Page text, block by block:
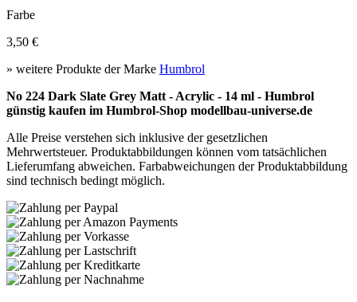
Farbe
3,50 €
» weitere Produkte der Marke Humbrol
No 224 Dark Slate Grey Matt - Acrylic - 14 ml - Humbrol
günstig kaufen im Humbrol-Shop modellbau-universe.de
Alle Preise verstehen sich inklusive der gesetzlichen
Mehrwertsteuer. Produktabbildungen können vom tatsächlichen
Lieferumfang abweichen. Farbabweichungen der Produktabbildung
sind technisch bedingt möglich.